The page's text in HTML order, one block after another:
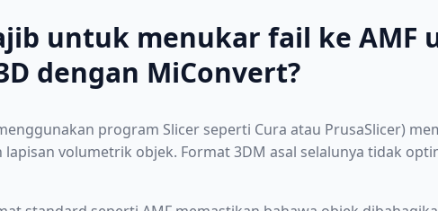
untuk menukar fail ke AMF
dengan MiConvert?
program Slicer seperti Cura atau PrusaSlicer)
volumetrik objek. Format 3DM asal selalunya tidak